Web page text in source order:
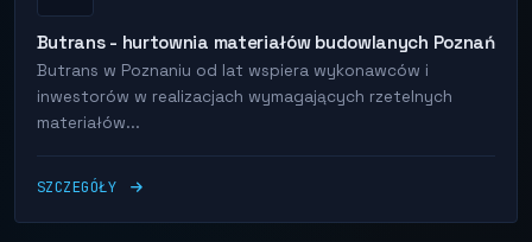
Butrans - hurtownia materiałów budowlanych Poznań
Butrans w Poznaniu od lat wspiera wykonawców i
inwestorów w realizacjach wymagających rzetelnych
materiałów...
SZCZEGÓŁY